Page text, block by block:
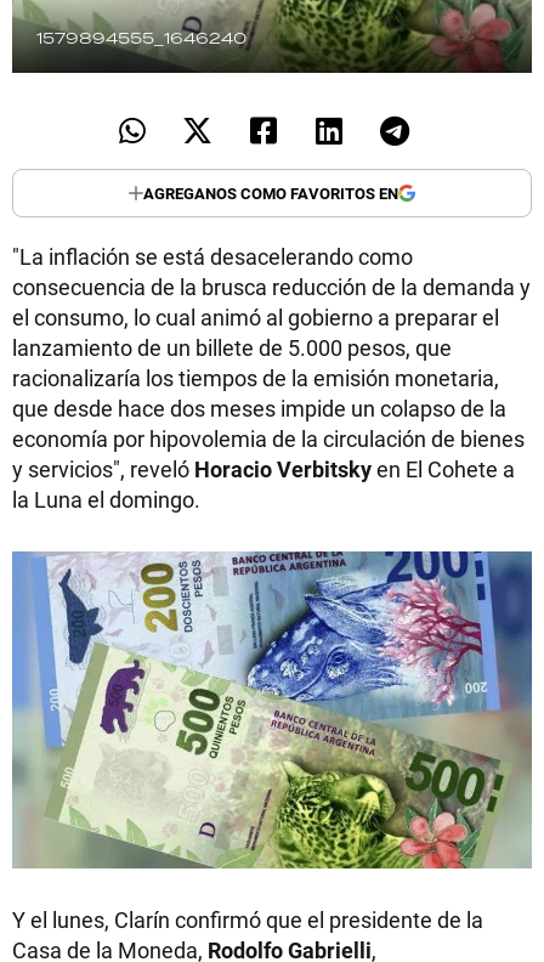
1579894555_1646240
AGREGANOS COMO FAVORITOS EN
"La inflación se está desacelerando como
consecuencia de la brusca reducción de la demanda y
el consumo, lo cual animó al gobierno a preparar el
lanzamiento de un billete de 5.000 pesos, que
racionalizaría los tiempos de la emisión monetaria,
que desde hace dos meses impide un colapso de la
economía por hipovolemia de la circulación de bienes
y servicios", reveló Horacio Verbitskyen El Cohete a
la Luna el domingo.
Y el lunes, Clarín confirmó que el presidente de la
Casa de la Moneda, Rodolfo Gabrielli,
Seguinos